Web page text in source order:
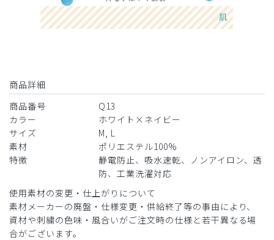
商品詳細
商品番号
Q13
カラー
ホワイト×ネイビー
サイズ
M, L
素材
ポリエステル100%
特徴
静電防止、吸水速乾、ノンアイロン、透
防、工業洗濯対応
使用素材の変更・仕上がりについて
素材メーカーの廃盤・仕様変更・供給終了等の事由により、
資材や刺繍の色味・風合いがご注文時の仕様と若干異なる場
合がございます。